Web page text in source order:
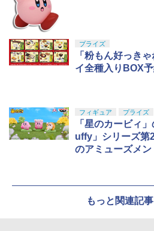
プライズ
「粉もん好っき
イ全種入りBOX予
フィギュア プライズ
「星のカービィ
uffy」シリーズ第
のアミューズメ
もっと関連記